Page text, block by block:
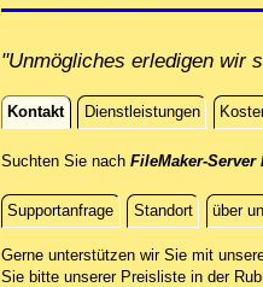
"Unmögliches erledigen
Kontakt Dienstleistungen
Kontakt
Suchten Sie nach FileMaker-
Supportanfrage Standort über
Fernwartung
Gerne unterstützen wir Sie mit
Sie bitte unserer Preisliste in der